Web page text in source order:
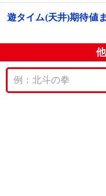
遊タイム(天井)期待値